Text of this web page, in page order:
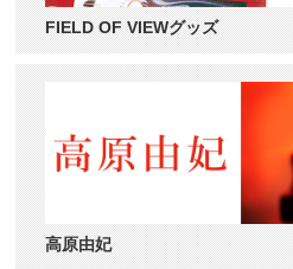
FIELD OF VIEWグッズ
高原由妃